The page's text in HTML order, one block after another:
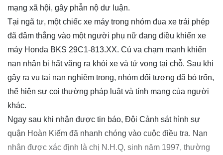
mạng xã hội, gây phẫn nộ dư luận.
Tại ngã tư, một chiếc xe máy trong nhóm đua xe trái phép
đã đâm thẳng vào một người phụ nữ đang điều khiển xe
máy Honda BKS 29C1-813.XX. Cú va chạm mạnh khiến
nạn nhân bị hất văng ra khỏi xe và tử vong tại chỗ. Sau khi
gây ra vụ tai nạn nghiêm trọng, nhóm đối tượng đã bỏ trốn,
thể hiện sự coi thường pháp luật và tính mạng của người
khác.
Ngay sau khi nhận được tin báo, Đội Cảnh sát hình sự
quận Hoàn Kiếm đã nhanh chóng vào cuộc điều tra. Nạn
nhân được xác định là chị N.H.Q, sinh năm 1997, thường